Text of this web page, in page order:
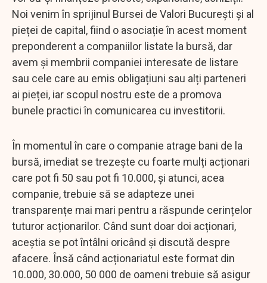
Noi venim în sprijinul Bursei de Valori București și al
pieței de capital, fiind o asociație în acest moment
preponderent a companiilor listate la bursă, dar
avem și membrii companiei interesate de listare
sau cele care au emis obligațiuni sau alți parteneri
ai pieței, iar scopul nostru este de a promova
bunele practici în comunicarea cu investitorii.
În momentul în care o companie atrage bani de la
bursă, imediat se trezește cu foarte mulți acționari
care pot fi 50 sau pot fi 10.000, și atunci, acea
companie, trebuie să se adapteze unei
transparențe mai mari pentru a răspunde cerințelor
tuturor acționarilor. Când sunt doar doi acționari,
aceștia se pot întâlni oricând și discută despre
afacere. Însă când acționariatul este format din
10.000, 30.000, 50 000 de oameni trebuie să asigur